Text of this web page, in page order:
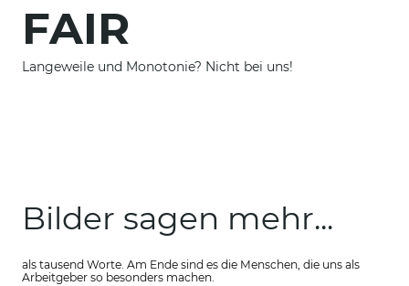
FAIR
Langeweile und Monotonie? Nicht bei uns!
Bilder sagen mehr...
als tausend Worte. Am Ende sind es die Menschen, die uns als
Arbeitgeber so besonders machen.